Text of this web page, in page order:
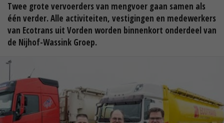
Twee grote vervoerders van mengvoer gaan samen als
één verder. Alle activiteiten, vestigingen en medewerkers
van Ecotrans uit Vorden worden binnenkort onderdeel van
de Nijhof-Wassink Groep.